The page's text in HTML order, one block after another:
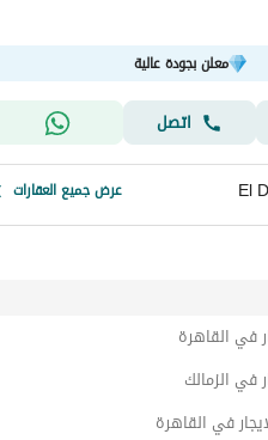
معلن بجودة عالية
اتصل
El عرض جميع العقارات
في القاهرة
في الزمالك